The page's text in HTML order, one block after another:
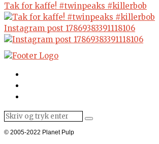
Tak for kaffe! #twinpeaks #killerbob
Instagram post 17869383391118106
© 2005-2022 Planet Pulp